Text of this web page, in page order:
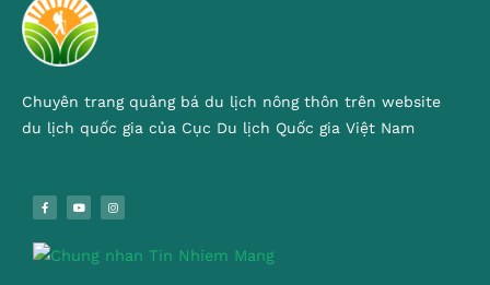
Chuyên trang quảng bá du lịch nông thôn trên website
du lịch quốc gia của Cục Du lịch Quốc gia Việt Nam